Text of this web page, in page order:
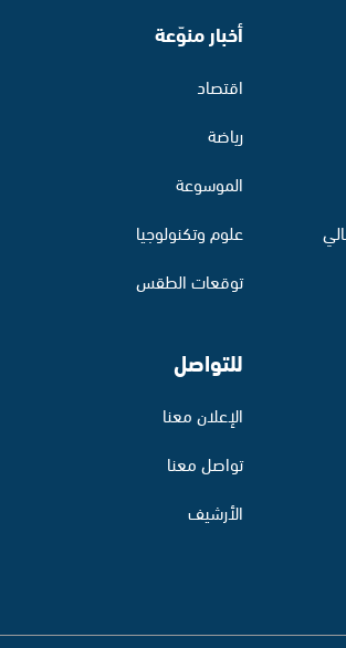
أخبار منوّعة
اقتصاد
رياضة
الموسوعة
علوم وتكنولوجيا
توقعات الطقس
للتواصل
الإعلان معنا
تواصل معنا
الأرشيف